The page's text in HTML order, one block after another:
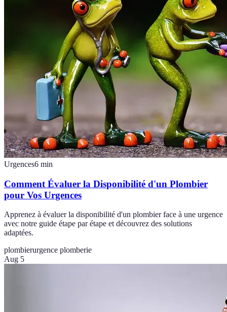
Urgences6 min
Comment Évaluer la Disponibilité d'un Plombier
pour Vos Urgences
Apprenez à évaluer la disponibilité d'un plombier face à une urgence
avec notre guide étape par étape et découvrez des solutions
adaptées.
plombierurgence plomberie
Aug 5